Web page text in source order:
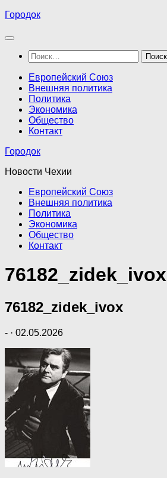
Перейти
содержимому
Городок
Найти:
Европейский Союз
Внешняя политика
Политика
Экономика
Общество
Контакт
Городок
Новости Чехии
Европейский Союз
Внешняя политика
Политика
Экономика
Общество
Контакт
76182_zidek_ivox
76182_zidek_ivox
- · 02.05.2026